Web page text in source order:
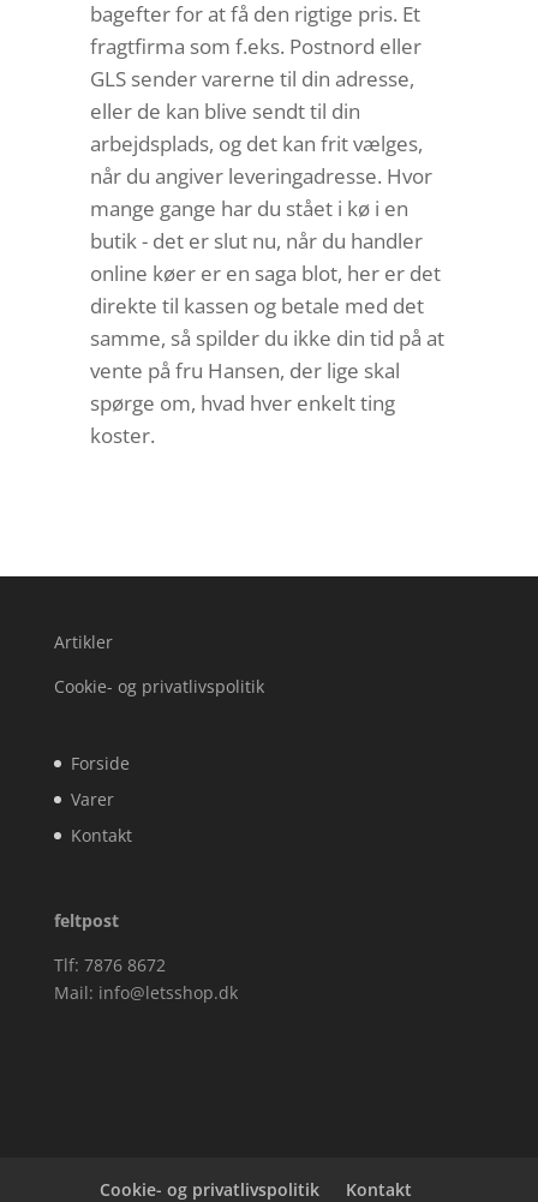
bagefter for at få den rigtige pris. Et
fragtfirma som f.eks. Postnord eller
GLS sender varerne til din adresse,
eller de kan blive sendt til din
arbejdsplads, og det kan frit vælges,
når du angiver leveringadresse. Hvor
mange gange har du stået i kø i en
butik - det er slut nu, når du handler
online køer er en saga blot, her er det
direkte til kassen og betale med det
samme, så spilder du ikke din tid på at
vente på fru Hansen, der lige skal
spørge om, hvad hver enkelt ting
koster.
Artikler
Cookie- og privatlivspolitik
Forside
Varer
Kontakt
feltpost
Tlf: 7876 8672
Mail: info@letsshop.dk
Cookie- og privatlivspolitik Kontakt